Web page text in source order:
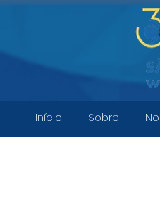
Início Sobre